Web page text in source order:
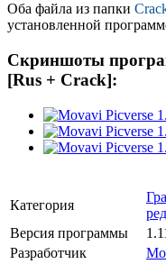
Оба файла из папки
установленной
Скриншоты
[Rus + Crack]:
Категория
Версия программы
Разработчик